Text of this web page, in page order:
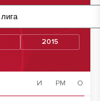
2015
И РМ О